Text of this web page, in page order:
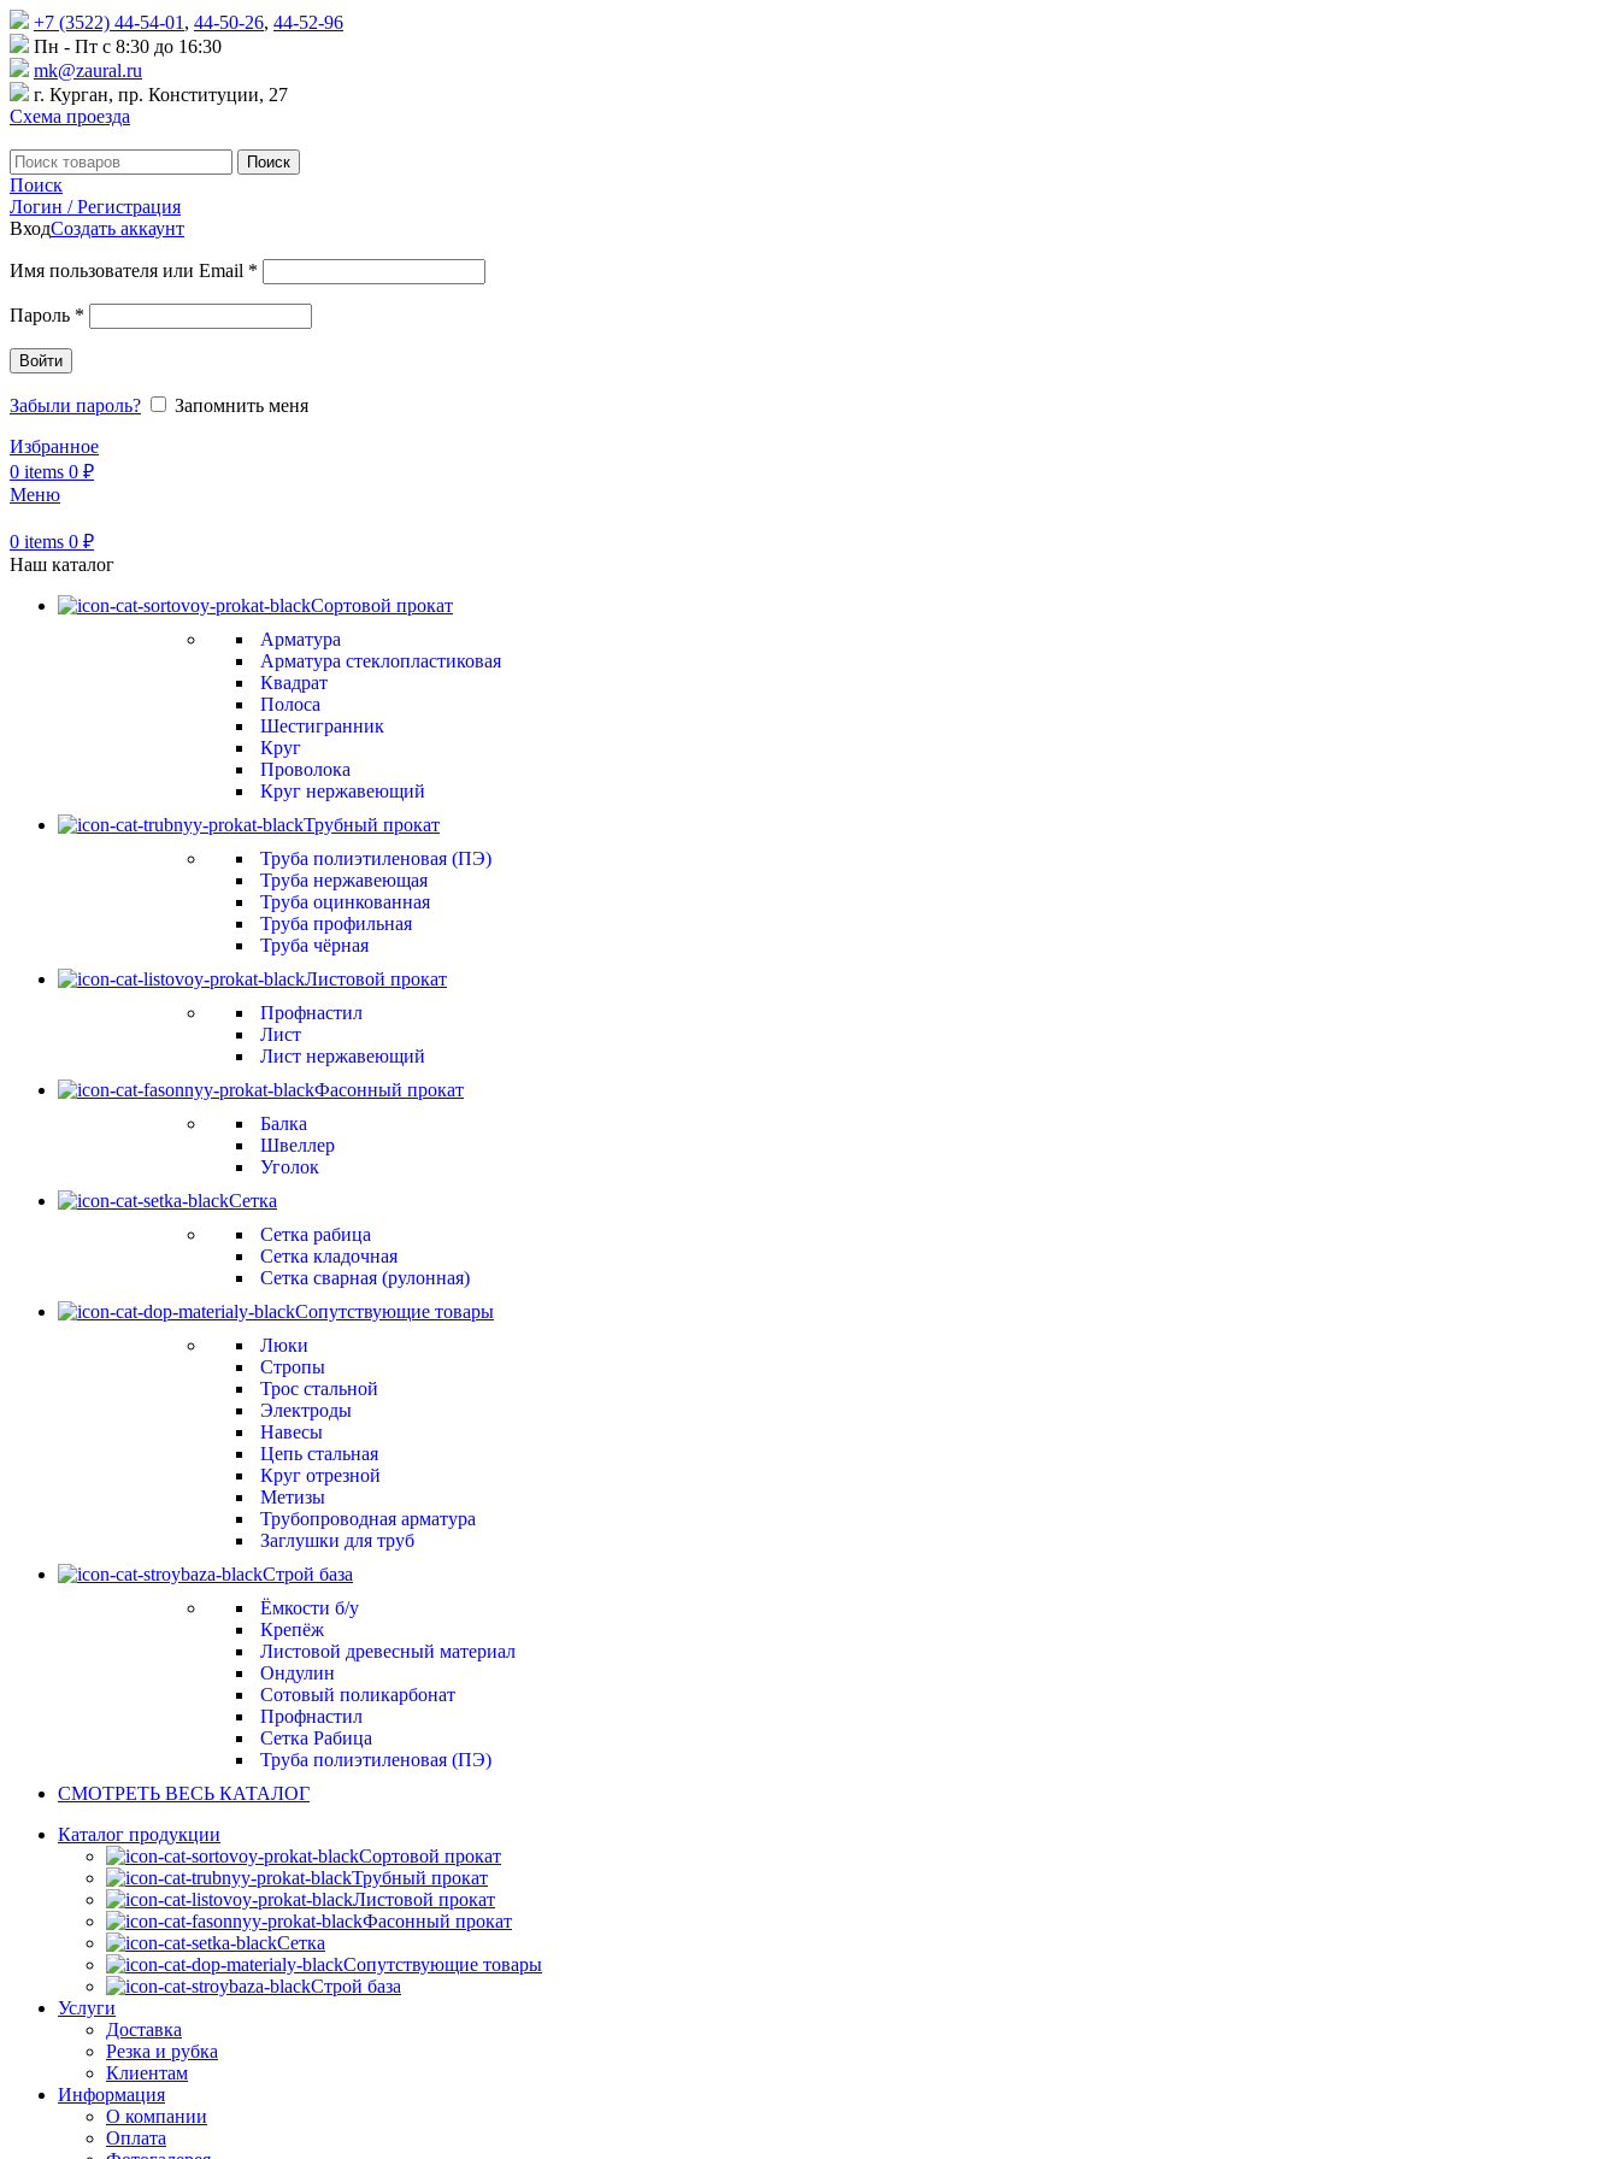
+7 (3522) 44-54-01 , 44-50-26, 44-52-96
Пн - Пт с 8:30 до 16:30
mk@zaural.ru
г. Курган, пр. Конституции, 27
Схема проезда
Поиск
Поиск
Логин / Регистрация
ВходСоздать аккаунт
Имя пользователя или Email *
Пароль *
Войти
Забыли пароль?
Запомнить меня
Избранное
0 items 0 ₽
Меню
0 items 0 ₽
Наш каталог
Сортовой прокат
Арматура
Арматура стеклопластиковая
Квадрат
Полоса
Шестигранник
Круг
Проволока
Круг нержавеющий
Трубный прокат
Труба полиэтиленовая (ПЭ)
Труба нержавеющая
Труба оцинкованная
Труба профильная
Труба чёрная
Листовой прокат
Профнастил
Лист
Лист нержавеющий
Фасонный прокат
Балка
Швеллер
Уголок
Сетка
Сетка рабица
Сетка кладочная
Сетка сварная (рулонная)
Сопутствующие товары
Люки
Стропы
Трос стальной
Электроды
Навесы
Цепь стальная
Круг отрезной
Метизы
Трубопроводная арматура
Заглушки для труб
Строй база
Ёмкости б/у
Крепёж
Листовой древесный материал
Ондулин
Сотовый поликарбонат
Профнастил
Сетка Рабица
Труба полиэтиленовая (ПЭ)
СМОТРЕТЬ ВЕСЬ КАТАЛОГ
Каталог продукции
Сортовой прокат
Трубный прокат
Листовой прокат
Фасонный прокат
Сетка
Сопутствующие товары
Строй база
Услуги
Доставка
Резка и рубка
Клиентам
Информация
О компании
Оплата